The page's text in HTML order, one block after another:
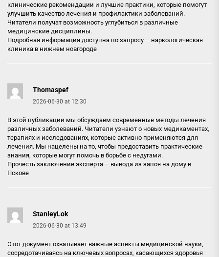
клинические рекомендации и лучшие практики, которые помогут
улучшить качество лечения и профилактики заболеваний.
Читатели получат возможность углубиться в различные
медицинские дисциплины.
Подробная информация доступна по запросу – наркологическая
клиника в нижнем новгороде
Thomaspef
2026-06-30 at 12:30
В этой публикации мы обсуждаем современные методы лечения
различных заболеваний. Читатели узнают о новых медикаментах,
терапиях и исследованиях, которые активно применяются для
лечения. Мы нацелены на то, чтобы предоставить практические
знания, которые могут помочь в борьбе с недугами.
Прочесть заключение эксперта – вывода из запоя на дому в
Пскове
StanleyLok
2026-06-30 at 13:49
Этот документ охватывает важные аспекты медицинской науки,
сосредотачиваясь на ключевых вопросах, касающихся здоровья